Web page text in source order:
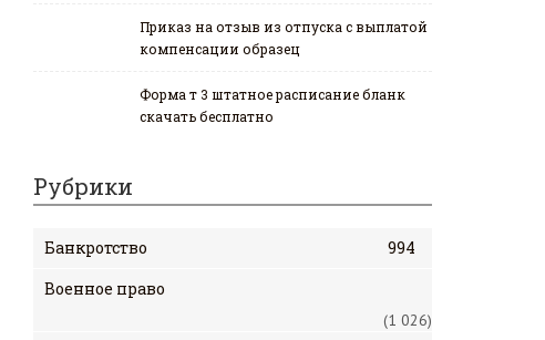
Приказ на отзыв из отпуска с выплатой
компенсации образец
Форма т 3 штатное расписание бланк
скачать бесплатно
Рубрики
Банкротство
994
Военное право
(1 026)